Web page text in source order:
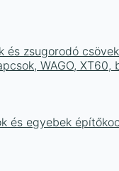
és zsugorodó csövek
WAGO, XT60,
és egyebek